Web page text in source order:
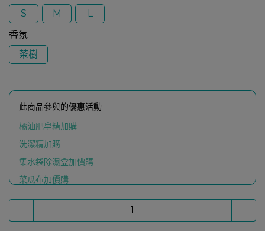
S
M
L
香氛
茶樹
此商品參與的優惠活動
橘油肥皂精加購
洗潔精加購
集水袋除濕盒加價購
菜瓜布加價購